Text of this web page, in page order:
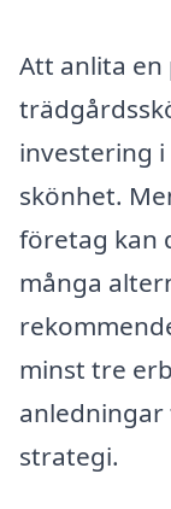
Att anlita
investering
skönhet.
företag kan
många
minst tre
strategi.